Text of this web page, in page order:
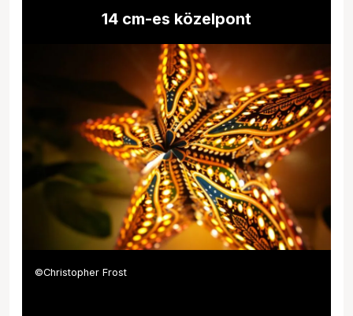
14 cm-es közelpont
©Christopher Frost